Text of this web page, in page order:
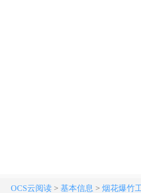
OCS云阅读> 基本信息 > 烟花爆竹